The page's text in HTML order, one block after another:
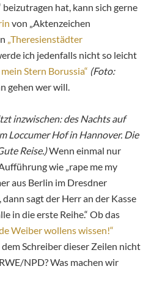
hat, kann sich gerne
von „Aktenzeichen
„Theresienstädter
ich jedenfalls nicht so leicht
Stern Borussia“ (Foto:
gehen wer will.
inzwischen: des Nachts auf
Loccumer Hof in Hannover. Die
Reise.)Wenn einmal nur
wie „rape me my
aus Berlin im Dresdner
dann sagt der Herr an der Kasse
in die erste Reihe.“ Ob das
Weiber wollens wissen!“
Schreiber dieser Zeilen nicht
NPD? Was machen wir